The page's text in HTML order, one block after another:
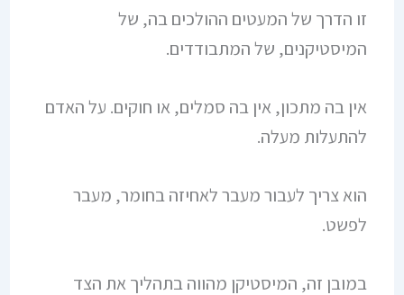
זו הדרך של המעטים ההולכים בה, של
המיסטיקנים, של המתבודדים.
אין בה מתכון, אין בה סמלים, או חוקים. על האדם
להתעלות מעלה.
הוא צריך לעבור מעבר לאחיזה בחומר, מעבר
לפשט.
במובן זה, המיסטיקן מהווה בתהליך את הצד